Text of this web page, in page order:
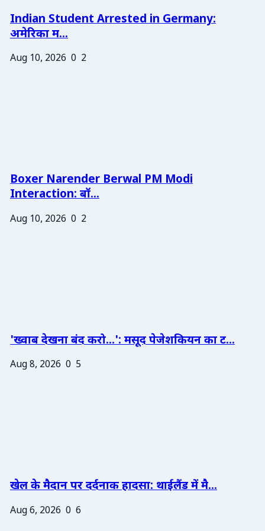
Indian Student Arrested in Germany:
अमेरिका म...
Aug 10, 2026 0 2
Boxer Narender Berwal PM Modi
Interaction: बॉ...
Aug 10, 2026 0 2
'ख्वाब देखना बंद करो...': मसूद पेजेशकियन का ट...
Aug 8, 2026 0 5
खेल के मैदान पर दर्दनाक हादसा: थाईलैंड में मै...
Aug 6, 2026 0 6